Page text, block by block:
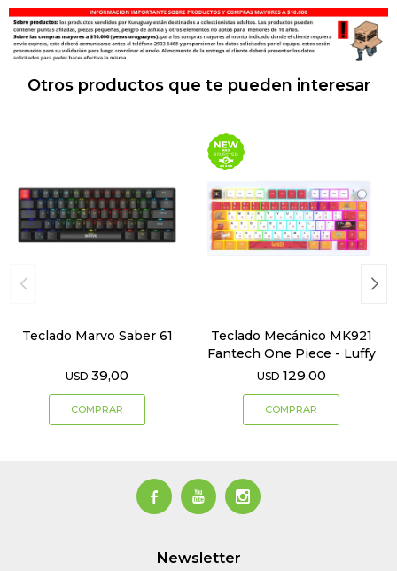
Otros productos que te pueden interesar
Teclado Marvo Saber 61
USD 39,00
Teclado Mecánico MK921
Fantech One Piece - Luffy
USD 129,00
  
Newsletter